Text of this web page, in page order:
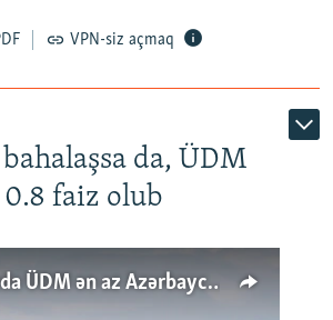
VPN-siz açmaq
da, ÜDM
0.8 faiz olub
Cənubi Qafqazda ÜDM ən az Azərbaycanda artır: Qonşuları niyə Bakını qabaqlaya bilir?